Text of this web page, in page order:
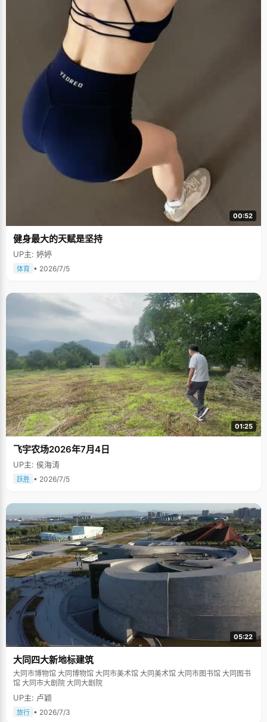
00:52
健身最大的天赋是坚持
UP主: 婷婷
体育 • 2026/7/5
01:25
飞宇农场2026年7月4日
UP主: 侯海涛
跃胜 • 2026/7/5
05:22
大同四大新地标建筑
大同市博物馆 大同博物馆 大同市美术馆 大同美术馆 大同市图书馆 大同图书
馆 大同市大剧院 大同大剧院
UP主: 卢颖
旅行 • 2026/7/3